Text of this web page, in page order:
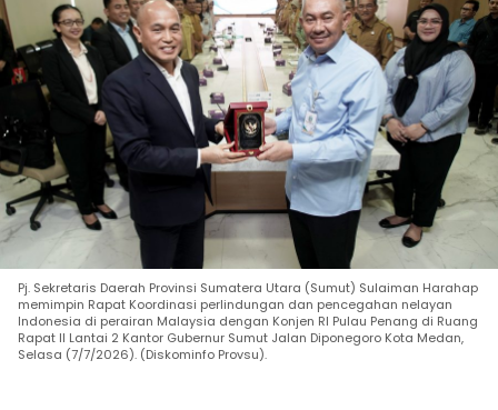
Pj. Sekretaris Daerah Provinsi Sumatera Utara (Sumut) Sulaiman Harahap
memimpin Rapat Koordinasi perlindungan dan pencegahan nelayan
Indonesia di perairan Malaysia dengan Konjen RI Pulau Penang di Ruang
Rapat II Lantai 2 Kantor Gubernur Sumut Jalan Diponegoro Kota Medan,
Selasa (7/7/2026). (Diskominfo Provsu).